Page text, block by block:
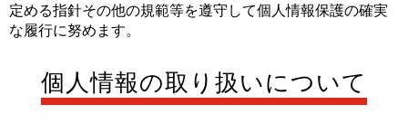
定める指針その他の規範等を遵守して個人情報保護の確実
な履行に努めます。
個人情報の取り扱いについて